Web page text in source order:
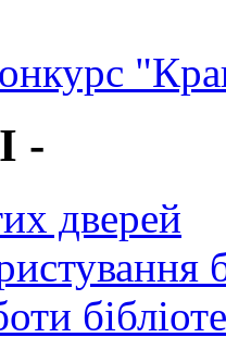
-
дверей